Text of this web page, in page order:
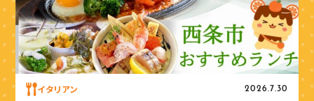
イタリアン 2026.7.30